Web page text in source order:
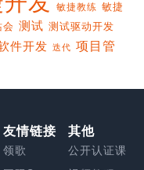
敏捷教练 敏捷
测试 测试驱动开发
件开发 迭代 项目管
友情链接
领歌
其他
公开认证课